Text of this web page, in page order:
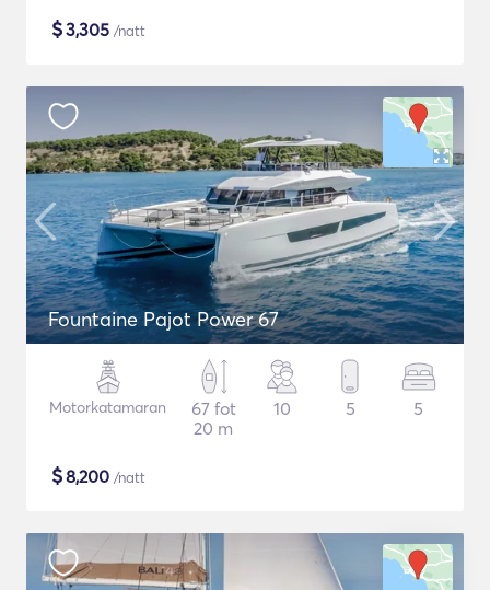
$3,305 /natt
Fountaine Pajot Power 67
Motorkatamaran
67 fot
20 m
10 5 5
$8,200 /natt